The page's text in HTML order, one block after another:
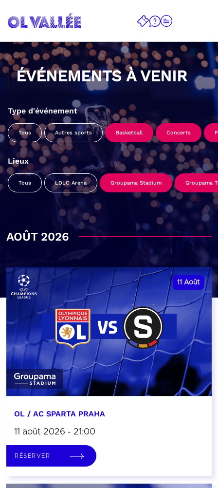
ÉVÉNEMENTS À VENIR
Type d'événement
Tous Autres sports Basketball Concerts
Lieux
Tous LDLC Arena Groupama Stadium Groupama
AOÛT 2026
11 Août
OL / AC SPARTA PRAHA
11 août 2026 - 21:00
RÉSERVER